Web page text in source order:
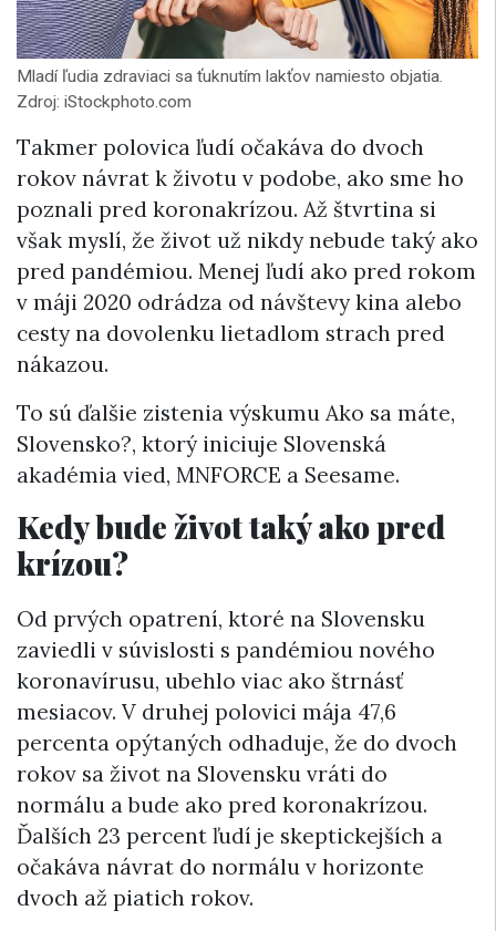
Mladí ľudia zdraviaci sa ťuknutím lakťov namiesto objatia.
Zdroj: iStockphoto.com
Takmer polovica ľudí očakáva do dvoch
rokov návrat k životu v podobe, ako sme ho
poznali pred koronakrízou. Až štvrtina si
však myslí, že život už nikdy nebude taký ako
pred pandémiou. Menej ľudí ako pred rokom
v máji 2020 odrádza od návštevy kina alebo
cesty na dovolenku lietadlom strach pred
nákazou.
To sú ďalšie zistenia výskumu Ako sa máte,
Slovensko?, ktorý iniciuje Slovenská
akadémia vied, MNFORCE a Seesame.
Kedy bude život taký ako pred
krízou?
Od prvých opatrení, ktoré na Slovensku
zaviedli v súvislosti s pandémiou nového
koronavírusu, ubehlo viac ako štrnásť
mesiacov. V druhej polovici mája 47,6
percenta opýtaných odhaduje, že do dvoch
rokov sa život na Slovensku vráti do
normálu a bude ako pred koronakrízou.
Ďalších 23 percent ľudí je skeptickejších a
očakáva návrat do normálu v horizonte
dvoch až piatich rokov.